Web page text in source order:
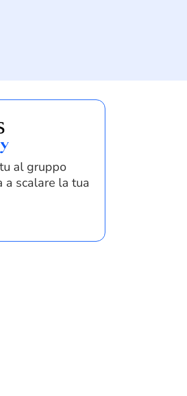
al gruppo
a scalare la tua